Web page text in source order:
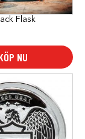
Flask
NU